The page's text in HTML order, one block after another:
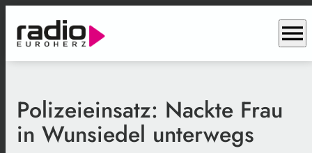
menu
Polizeieinsatz: Nackte Frau
in Wunsiedel unterwegs